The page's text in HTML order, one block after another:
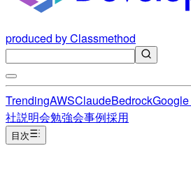
produced by Classmethod
TrendingAWSClaudeBedrock
社説明会勉強会事例採用
目次